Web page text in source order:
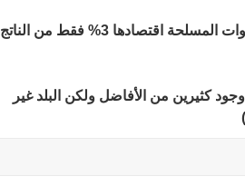
حوالي 4.3 تريليون جنيه والقوات المسلحة اقتصادها 3% فقط من الناتج
كثيرين من الأفاضل ولكن البلد غير